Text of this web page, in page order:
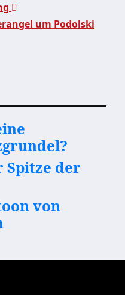
um Podolski
Spitze der
von